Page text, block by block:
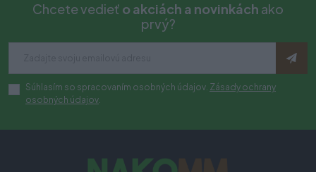
Chcete vedieť o akciách a novinkách ako
prvý?
Súhlasím so spracovaním osobných údajov. Zásady ochrany
osobných údajov.